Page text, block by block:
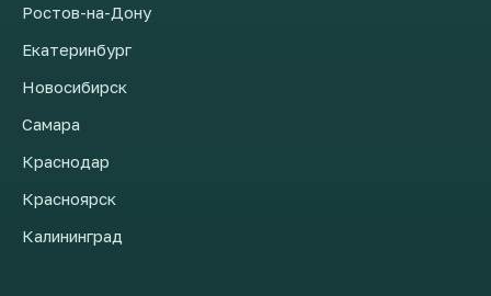
Ростов-на-Дону
Екатеринбург
Новосибирск
Самара
Краснодар
Красноярск
Калининград